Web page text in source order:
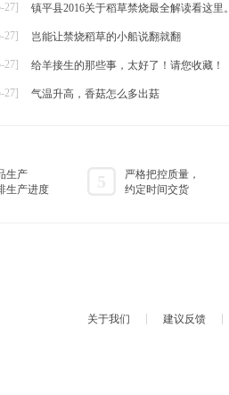
27] 镇平县2016关于稻草禁烧最全解读看这里。
27] 岂能让禁烧稻草的小船说翻就翻
27] 给羊接生的那些事，太好了！请您收藏！
27] 气温升高，香菇怎么多出菇
生产
生产进度
严格把控质量，
约定时间交货
关于我们
建议反馈